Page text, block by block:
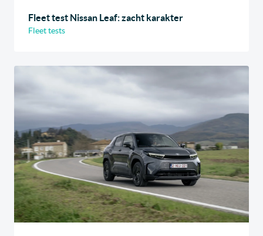
Fleet test Nissan Leaf: zacht karakter
Fleet tests